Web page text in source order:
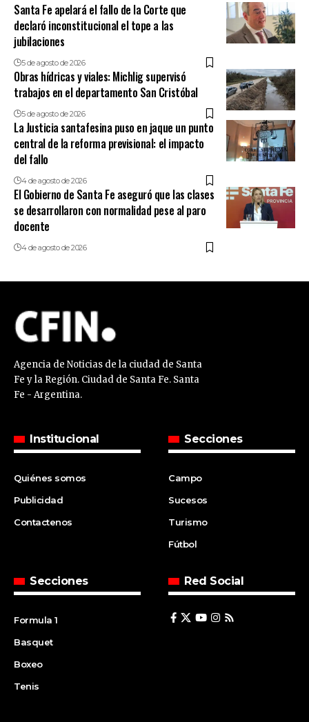
Santa Fe apelará el fallo de la Corte que
declaró inconstitucional el tope a las
jubilaciones
5 de agosto de 2026
Obras hídricas y viales: Michlig supervisó
trabajos en el departamento San Cristóbal
5 de agosto de 2026
La Justicia santafesina puso en jaque un punto
central de la reforma previsional: el impacto
del fallo
4 de agosto de 2026
El Gobierno de Santa Fe aseguró que las clases
se desarrollaron con normalidad pese al paro
docente
4 de agosto de 2026
Agencia de Noticias de la ciudad de Santa
Fe y la Región. Ciudad de Santa Fe. Santa
Fe - Argentina.
Institucional
Quiénes somos
Publicidad
Contactenos
Secciones
Campo
Sucesos
Turismo
Fútbol
Secciones
Formula 1
Basquet
Boxeo
Tenis
Red Social